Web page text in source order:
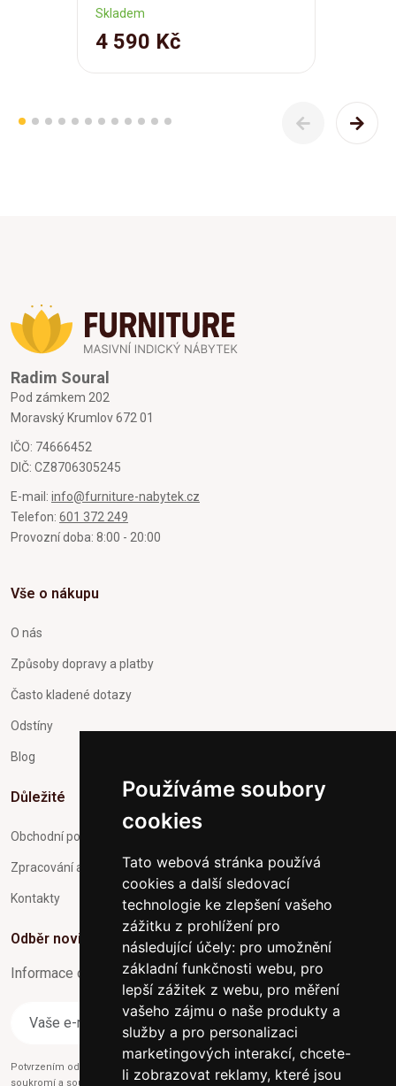
Používáme soubory
cookies
Tato webová stránka používá
cookies a další sledovací
technologie ke zlepšení vašeho
zážitku z prohlížení pro
následující účely: pro umožnění
základní funkčnosti webu, pro
lepší zážitek z webu, pro měření
vašeho zájmu o naše produkty a
služby a pro personalizaci
marketingových interakcí, chcete-
li zobrazovat reklamy, které jsou
Skladem
4 590 Kč
Radim Soural
Pod zámkem 202
Moravský Krumlov 672 01
IČO: 74666452
DIČ: CZ8706305245
E-mail: info@furniture-nabytek.cz
Telefon: 601 372 249
Provozní doba: 8:00 - 20:00
Vše o nákupu
O nás
Způsoby dopravy a platby
Často kladené dotazy
Odstíny
Blog
Důležité
Obchodní podmínky
Zpracování a ochrana osobních údajů
Kontakty
Odběr novinek
Informace o Novinkách a užitečné rady max. 1x za týden
Odebírat
Potvrzením odběru současně souhlasíte s našimi podmínkami o
soukromí a současně nám udělujete souhlas se zasíláním obchodních e-mailů.